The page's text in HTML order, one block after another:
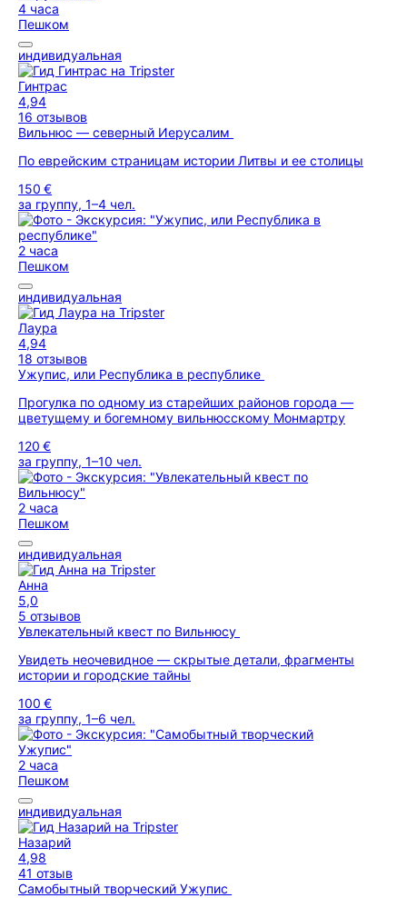
4 часа
Пешком
индивидуальная
Гинтрас
4,94
16 отзывов
Вильнюс — северный Иерусалим
По еврейским страницам истории Литвы и ее столицы
150 €
за группу, 1–4 чел.
2 часа
Пешком
индивидуальная
Лаура
4,94
18 отзывов
Ужупис, или Республика в республике
Прогулка по одному из старейших районов города —
цветущему и богемному вильнюсскому Монмартру
120 €
за группу, 1–10 чел.
2 часа
Пешком
индивидуальная
Анна
5,0
5 отзывов
Увлекательный квест по Вильнюсу
Увидеть неочевидное — скрытые детали, фрагменты
истории и городские тайны
100 €
за группу, 1–6 чел.
2 часа
Пешком
индивидуальная
Назарий
4,98
41 отзыв
Самобытный творческий Ужупис